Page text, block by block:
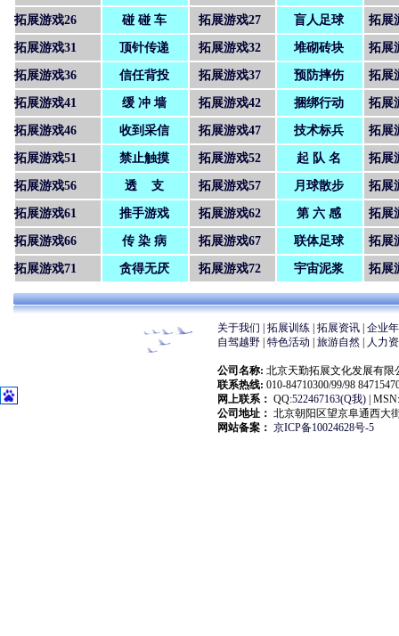
拓展游戏26 碰 碰 车 拓展游戏27 盲人足球 拓
拓展游戏31 顶针传递 拓展游戏32 堆砌砖块 拓
拓展游戏36 信任背投 拓展游戏37 预防摔伤 拓
拓展游戏41 缓 冲 墙 拓展游戏42 捆绑行动 拓
拓展游戏46 收到采信 拓展游戏47 技术标兵 拓
拓展游戏51 禁止触摸 拓展游戏52 起 队 名 拓
拓展游戏56 透 支 拓展游戏57 月球散步 拓
拓展游戏61 推手游戏 拓展游戏62 第 六 感 拓
拓展游戏66 传 染 病 拓展游戏67 联体足球 拓
拓展游戏71 贪得无厌 拓展游戏72 宇宙泥浆 拓
关于我们 |拓展训练 |拓展资讯 |企业
自驾越野 |特色活动 |旅游自然 人力
公司名称: 北京天勤拓展文化发展有限
联系热线: 010-84710300/99/98
网上联系： QQ:522467163(Q我) |
公司地址： 北京朝阳区望京阜通西大
网站备案： 京ICP备10024628号-5